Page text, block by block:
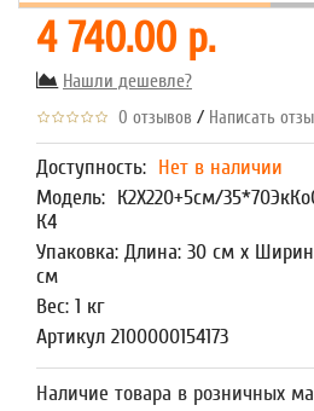
4 740.00 р.
Нашли дешевле?
0 отзывов / Написать
Доступность: Нет в наличии
Модель: К2Х220+5см/
К4
Упаковка: Длина: 30 см x
см
Вес: 1 кг
Артикул 2100000154173
Наличие товара в розничных